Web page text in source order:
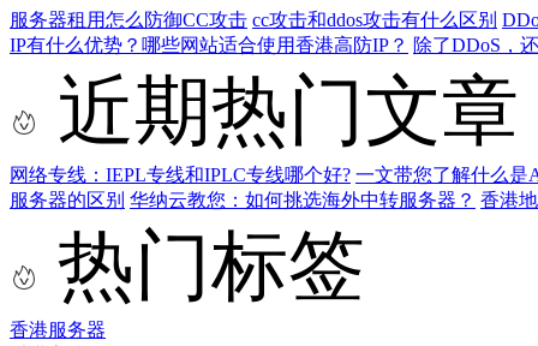
服务器租用怎么防御CC攻击 cc攻击和ddos攻击有什么区别
IP有什么优势？哪些网站适合使用香港高防IP？ 除了DDoS，
近期热门文章
网络专线：IEPL专线和IPLC专线哪个好? 一文带您了解什么是
服务器的区别 华纳云教您：如何挑选海外中转服务器？ 香港
热门标签
香港服务器